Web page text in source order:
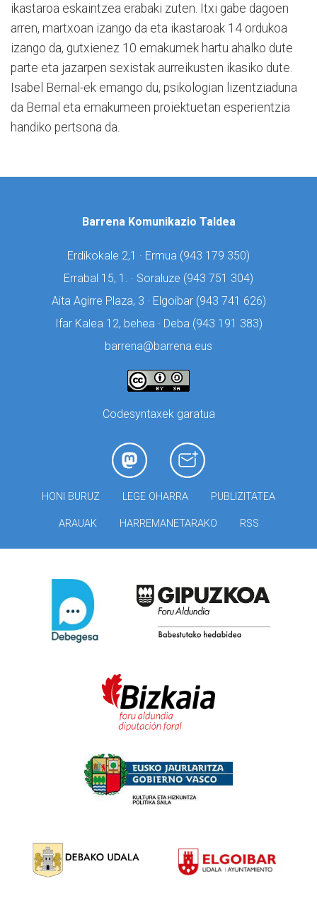
ikastaroa eskaintzea erabaki zuten. Itxi gabe dagoen
arren, martxoan izango da eta ikastaroak 14 ordukoa
izango da, gutxienez 10 emakumek hartu ahalko dute
parte eta jazarpen sexistak aurreikusten ikasiko dute.
Isabel Bernal-ek emango du, psikologian lizentziaduna
da Bernal eta emakumeen proiektuetan esperientzia
handiko pertsona da.
Barrena Komunikazio Taldea
Erdikokale 2,1 · Ermua (943 179 350)
Errabal 15, 1. · Soraluze (943 751 304)
Aita Agirre Plaza, 3 · Elgoibar (943 741 626)
Ifar Kalea 12, behea · Deba (943 191 383)
barrena@barrena.eus
Codesyntaxek garatua
HONI BURUZ LEGE OHARRA PUBLIZITATEA
ARAUAK HARREMANETARAKO RSS